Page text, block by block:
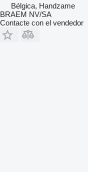
Bélgica, Handzame
BRAEM NV/SA
Contacte con el vendedor